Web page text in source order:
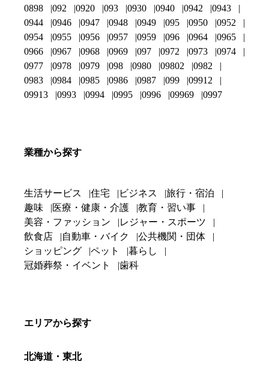
0898
092 0920 093 0930 0940 0942
0943
0944
0946 0947 0948 0949 095 0950
0952
0954
0955 0956 0957 0959 096 0964
0965
0966
0967 0968 0969 097 0972 0973
0974
0977
0978 0979 098 0980 09802
0982
0983
0984 0985 0986 0987 099
09912
09913
0993 0994 0995 0996 09969 0997
業種から探す
生活サービス 住宅 ビジネス
旅行・宿泊
趣味
医療・健康・介護
教育・習い事
美容・ファッション
レジャー・スポーツ
飲食店
自動車・バイク
公共機関・団体
ショッピング
ペット
暮らし
冠婚葬祭・イベント
歯科
エリアから探す
北海道・東北